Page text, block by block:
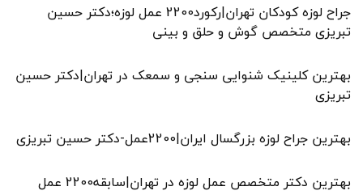
جراح لوزه کودکان تهران|رکورد2200 عمل لوزه؛دکتر حسین
تبریزی متخصص گوش و حلق و بینی
بهترین کلینیک شنوایی سنجی و سمعک در تهران|دکتر حسین
تبریزی
بهترین جراح لوزه بزرگسال ایران|2200عمل-دکتر حسین تبریزی
بهترین دکتر متخصص عمل لوزه در تهران|سابقه2200 عمل